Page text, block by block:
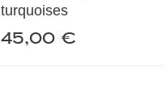
turquoises
45,00 €